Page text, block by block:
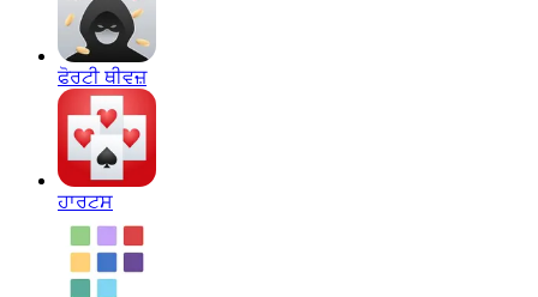
ਫੋਰਟੀ ਥੀਵਜ਼
ਹਾਰਟਸ